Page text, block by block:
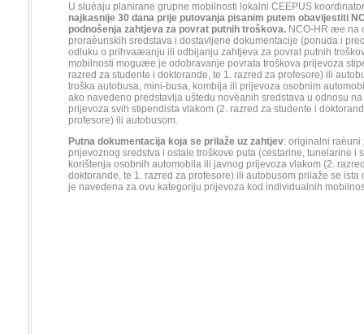
U sluèaju planirane grupne mobilnosti lokalni CEEPUS
najkasnije 30 dana prije putovanja pisanim putem obavijestiti
podnošenja zahtjeva za povrat putnih troškova. NCO-HR æe na
proraèunskih sredstava i dostavljene dokumentacije (ponuda i
odluku o prihvaæanju ili odbijanju zahtjeva za povrat putnih
mobilnosti moguæe je odobravanje povrata troškova prijevoza
razred za studente i doktorande, te 1. razred za profesore) ili
troška autobusa, mini-busa, kombija ili prijevoza osobnim
ako navedeno predstavlja uštedu novèanih sredstava u odnosu
prijevoza svih stipendista vlakom (2. razred za studente i
profesore) ili autobusom.
Putna dokumentacija koja se prilaže uz zahtjev: originalni raèuni
prijevoznog sredstva i ostale troškove puta (cestarine, tunelarine i
korištenja osobnih automobila ili javnog prijevoza vlakom (2.
doktorande, te 1. razred za profesore) ili autobusom prilaže se ista
je navedena za ovu kategoriju prijevoza kod individualnih